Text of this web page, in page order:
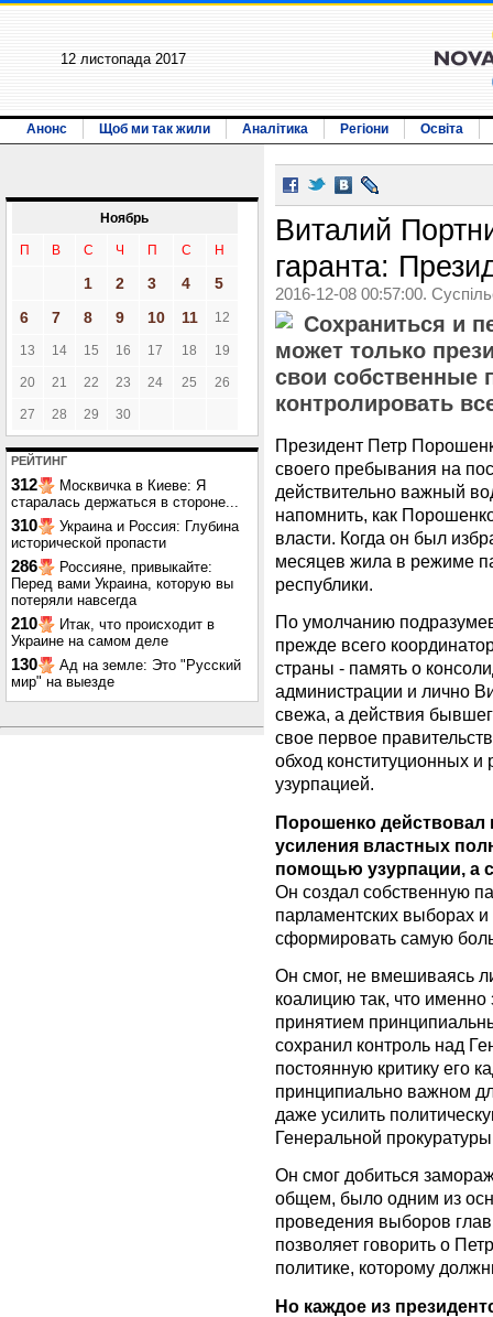
12 листопада 2017
Анонс Щоб ми так жили Аналітика Регіони Освіта
Ноябрь
П В С Ч П С Н
1 2 3 4
5
6
7 8 9 10 11 12
13 14 15 16 17 18 19
20 21 22 23 24 25 26
27 28 29 30
РЕЙТИНГ
312
Москвичка в Киеве: Я
старалась держаться в стороне...
310
Украина и Россия: Глубина
исторической пропасти
286
Россияне, привыкайте:
Перед вами Украина, которую вы
потеряли навсегда
210
Итак, что происходит в
Украине на самом деле
130
Ад на земле: Это "Русский
мир" на выезде
Виталий
гаранта:
2016-12-08 00:57:00.
Cохраниться и
может только
свои собственные
контролировать
Президент Петр
своего пребывания на
действительно важный
напомнить, как
власти. Когда он был
месяцев жила в режиме
республики.
По умолчанию
прежде всего
страны - память о
администрации и лично
свежа, а действия
свое первое
обход конституционных
узурпацией.
Порошенко действовал
усиления властных
помощью узурпации, а
Он создал собственную
парламентских выборах и
сформировать самую
Он смог, не вмешиваясь
коалицию так, что именно
принятием
сохранил контроль над
постоянную критику его
принципиально важном
даже усилить
Генеральной
Он смог добиться
общем, было одним из
проведения выборов
позволяет говорить о
политике, которому
Но каждое из